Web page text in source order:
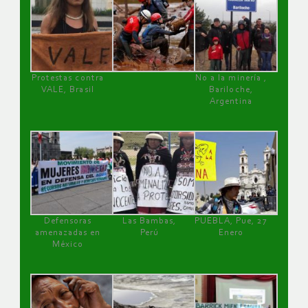
Protestas contra
VALE, Brasil
No a la minería ,
Bariloche,
Argentina
Defensoras
amenazadas en
México
Las Bambas,
Perú
PUEBLA, Pue, 27
Enero